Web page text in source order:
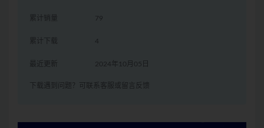
累计销量 79
累计下载 4
最近更新 2024年10月05日
下载遇到问题？可联系客服或留言反馈